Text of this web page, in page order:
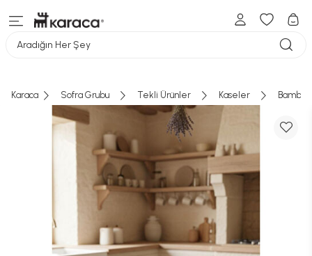
Aradığın Her Şey
Karaca Sofra Grubu Tekli Ürünler Kaseler